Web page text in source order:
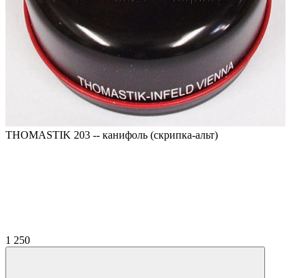
THOMASTIK 203 -- канифоль (скрипка-альт)
1 250